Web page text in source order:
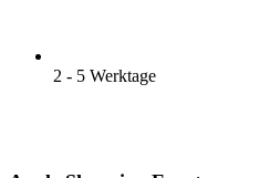
2 - 5 Werktage